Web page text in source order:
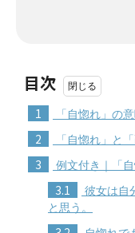
目次
1 「自惚れ」の
2 「自惚れ」と
3 例文付き｜「
3.1
彼女は自
と思う。